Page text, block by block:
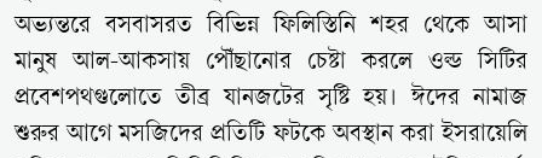
অভ্যন্তরে বসবাসরত বিভিন্ন ফিলিস্তিনি শহর থেকে আসা
মানুষ আল-আকসায় পৌঁছানোর চেষ্টা করলে ওল্ড সিটির
প্রবেশপথগুলোতে তীব্র যানজটের সৃষ্টি হয়। ঈদের নামাজ
শুরুর আগে মসজিদের প্রতিটি ফটকে অবস্থান করা ইসরায়েলি